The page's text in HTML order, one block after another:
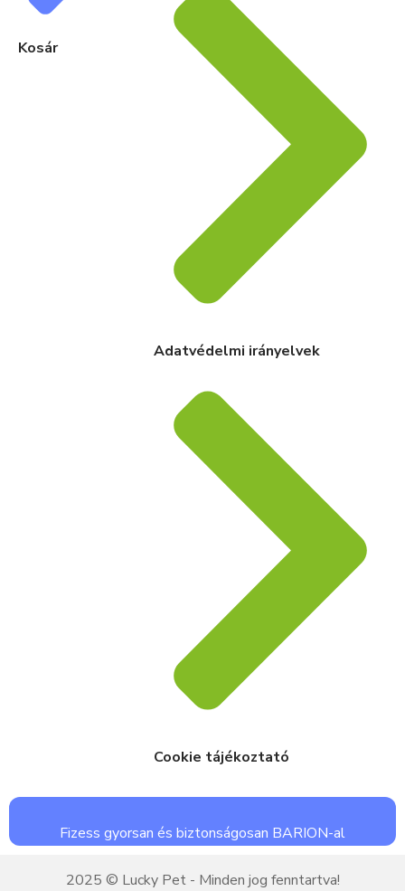
Kosár
Adatvédelmi irányelvek
Cookie tájékoztató
Fizess gyorsan és biztonságosan BARION-al
2025 © Lucky Pet - Minden jog fenntartva!